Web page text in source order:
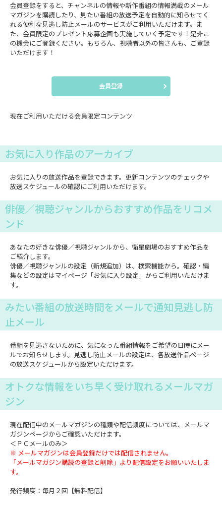
会員登録をすると、チャンネルの情報や新作番組の情報満載のメール
マガジンを購読したり、見たい番組の放送予定を自動的に知らせてく
れる便利な見逃し防止メールのサービスがご利用いただけます。ま
た、会員限定のプレゼント応募企画も実施していく予定です！是非こ
の機会にご登録ください。もちろん、視聴者以外の皆さんも、ご登録
いただけます！
会員登録
現在ご利用いただける会員限定コンテンツ
お気に入り作品のアーカイブ
お気に入りの放送作品を登録できます。更新コンテンツのチェックや
放送スケジュールの確認にご利用いただけます。
俳優／視聴ジャンルからおすすめ作品をリコメ
ンド
あなたの好きな俳優／視聴ジャンルから、衛星劇場のおすすめ作品を
ご紹介します。
俳優／視聴ジャンルの設定（新規追加）は、検索機能から。確認・編
集などの設定はマイページ「お気に入り設定」からご利用いただけま
す。
みたい番組の放送時間をメールで通知見逃し防
止メール
番組を見逃さないために、気になった番組情報をご希望の日時にメー
ルでお知らせします。見逃し防止メールの設定は、各放送作品ページ
の放送スケジュールから設定いただけます。
オトクな情報をいち早く受け取れるメールマガ
ジン
現在配信中のメールマガジンの種類や配信頻度については、メールマ
ガジンページからご確認いただけます。
＜ＰＣメールのみ＞
※ メールマガジンは会員登録だけでは配信されません。
「メールマガジン購読の登録と削除」より配信設定をお願いいたしま
す。
発行頻度：毎月２回【無料配信】